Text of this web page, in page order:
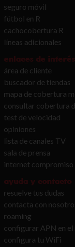
seguro móvil
fútbol en R
cachocobertura R
líneas adicionales
enlaces de interés
área de cliente
buscador de tiendas
mapa de cobertura
consultar cobertura
test de velocidad
opiniones
lista de canales TV
sala de prensa
internet compromiso
ayuda y contacto
resuelve tus dudas
contacta con
roaming
configurar APN en el
configura tu WiFi